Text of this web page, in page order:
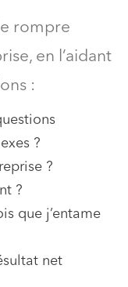
rompre
en l’aidant
:
?
?
?
que j’entame
net